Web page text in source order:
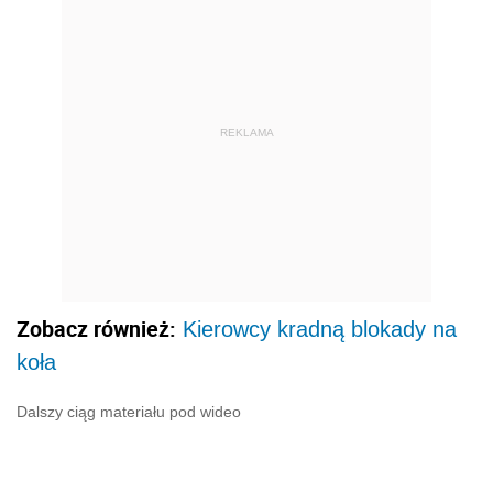
REKLAMA
Zobacz również: Kierowcy kradną blokady na
koła
Dalszy ciąg materiału pod wideo